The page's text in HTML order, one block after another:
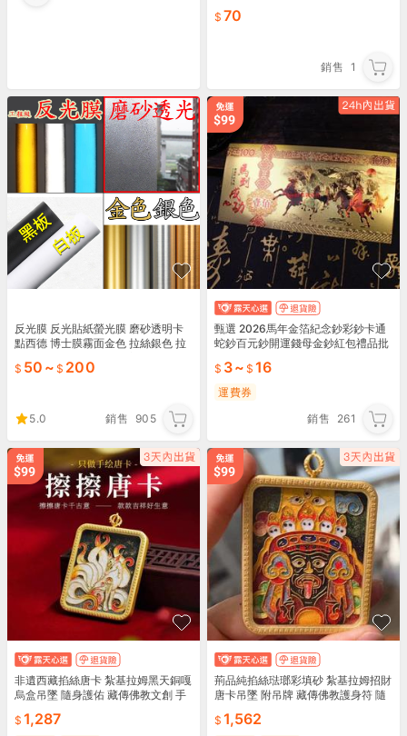
70
銷售 1
反光膜 反光貼紙螢光膜 磨砂透明卡
點西德 博士膜霧面金色 拉絲銀色 拉
板貼白板貼3M
50 ~ 200
5.0 銷售 905
甄選 2026馬年金箔紀念鈔彩鈔卡通
蛇鈔百元鈔開運錢母金鈔紅包禮品批
3~ 16
運費券
銷售
261
非遺西藏掐絲唐卡 紮基拉姆黑天銅嘎
烏盒吊墜 隨身護佑 藏傳佛教文創 手
1,287
荊品純掐絲琺瑯彩填砂 紮基拉姆招財
唐卡吊墜 附吊牌 藏傳佛教護身符 隨
1,562